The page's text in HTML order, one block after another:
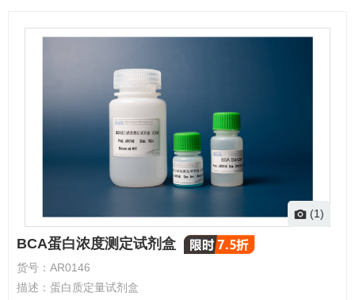
(1)
BCA蛋白浓度测定试剂盒
货号： AR0146
描述： 蛋白质定量试剂盒